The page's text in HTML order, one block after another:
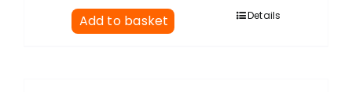
Add to basket Details